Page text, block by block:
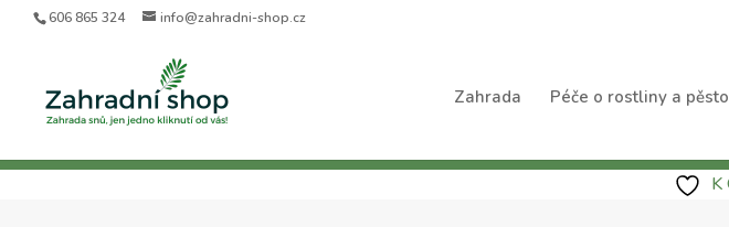
606 865 324 info@zahradni-shop.cz
Zahrada Péče o rostliny a
K